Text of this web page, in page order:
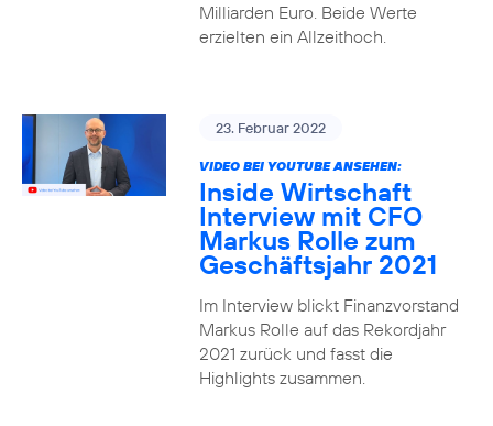
Milliarden Euro. Beide Werte
erzielten ein Allzeithoch.
23. Februar 2022
VIDEO BEI YOUTUBE ANSEHEN:
Inside Wirtschaft
Interview mit CFO
Markus Rolle zum
Geschäftsjahr 2021
Im Interview blickt Finanzvorstand
Markus Rolle auf das Rekordjahr
2021 zurück und fasst die
Highlights zusammen.